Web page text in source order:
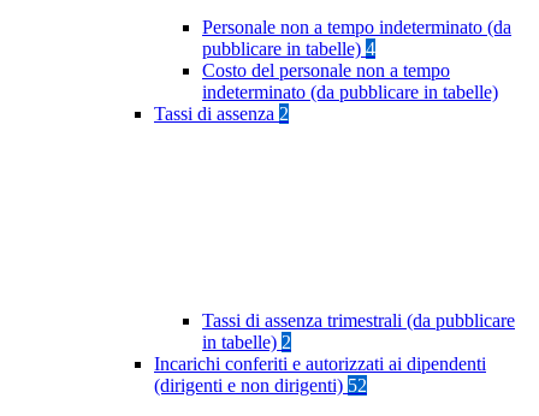
Personale non a tempo indeterminato (da
pubblicare in tabelle) 4
Costo del personale non a tempo
indeterminato (da pubblicare in tabelle)
Tassi di assenza 2
Tassi di assenza trimestrali (da pubblicare
in tabelle) 2
Incarichi conferiti e autorizzati ai dipendenti
(dirigenti e non dirigenti) 52